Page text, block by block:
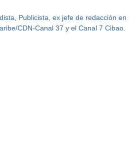
Publicista, ex jefe de redacción en
CDN-Canal 37 y el Canal 7 Cibao.